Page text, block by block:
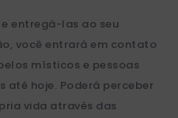
entregá-las ao seu
você entrará em contato
místicos e pessoas
até hoje. Poderá perceber
vida através das